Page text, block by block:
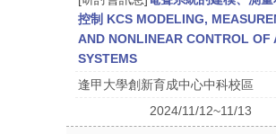
控制 KCS MODELING,
AND NONLINEAR CONTROL OF
SYSTEMS
逢甲大學創新育成中心中科校區
2024/11/12~11/13